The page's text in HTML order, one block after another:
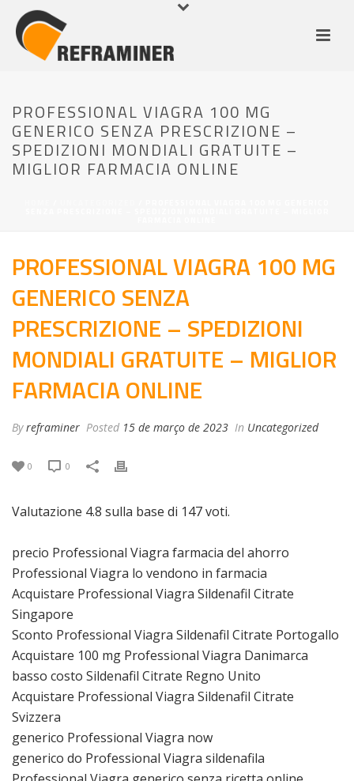
PROFESSIONAL VIAGRA 100 MG
GENERICO SENZA PRESCRIZIONE –
SPEDIZIONI MONDIALI GRATUITE –
MIGLIOR FARMACIA ONLINE
PROFESSIONAL VIAGRA 100 MG
GENERICO SENZA
PRESCRIZIONE – SPEDIZIONI
MONDIALI GRATUITE – MIGLIOR
FARMACIA ONLINE
Byreframiner Posted 15 de março de 2023 In Uncategorized
0 0
Valutazione 4.8 sulla base di 147voti.
precio Professional Viagra farmacia del ahorro
Professional Viagra lo vendono in farmacia
Acquistare Professional Viagra Sildenafil Citrate
Singapore
Sconto Professional Viagra Sildenafil Citrate Portogallo
Acquistare 100 mg Professional Viagra Danimarca
basso costo Sildenafil Citrate Regno Unito
Acquistare Professional Viagra Sildenafil Citrate
Svizzera
generico Professional Viagra now
generico do Professional Viagra sildenafila